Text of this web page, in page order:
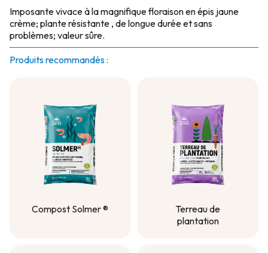
Imposante vivace à la magnifique floraison en épis jaune
crème; plante résistante , de longue durée et sans
problèmes; valeur sûre.
Produits recommandés :
Compost Solmer ®
Terreau de
plantation